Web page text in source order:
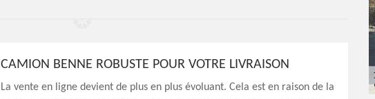
CAMION BENNE ROBUSTE POUR VOTRE LIVRAISON
La vente en ligne devient de plus en plus évoluant. Cela est en raison de la